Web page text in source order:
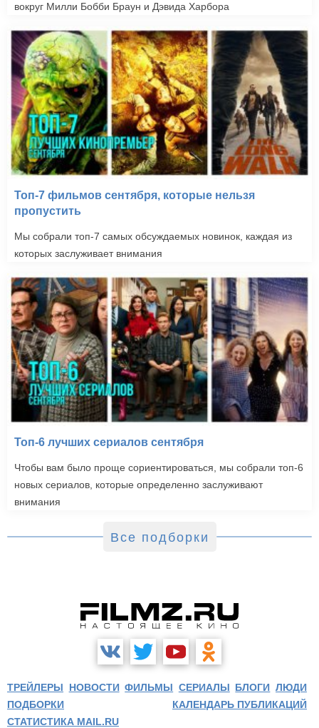
вокруг Милли Бобби Браун и Дэвида Харбора
Топ-7 фильмов сентября, которые нельзя
пропустить
Мы собрали топ-7 самых обсуждаемых новинок, каждая из
которых заслуживает внимания
Топ-6 лучших сериалов сентября
Чтобы вам было проще сориентироваться, мы собрали топ-6
новых сериалов, которые определенно заслуживают
внимания
Все подборки
ТРЕЙЛЕРЫ НОВОСТИ ФИЛЬМЫ СЕРИАЛЫ БЛОГИ ЛЮДИ
ПОДБОРКИ
КАЛЕНДАРЬ ПУБЛИКАЦИЙ
СТАТИСТИКА MAIL.RU